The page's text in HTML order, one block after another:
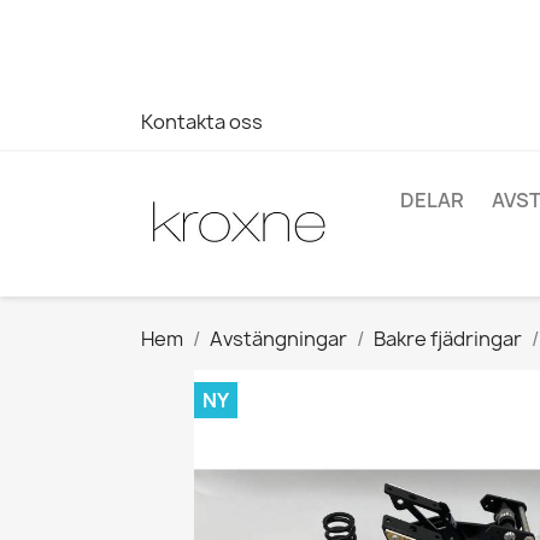
Kontakta oss
DELAR
Hem Avstängningar Bakre fjädringar
NY